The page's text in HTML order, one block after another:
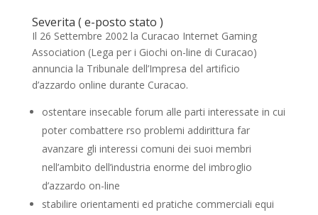
Severita ( e-posto stato )
Il 26 Settembre 2002 la Curacao Internet Gaming
Association (Lega per i Giochi on-line di Curacao)
annuncia la Tribunale dell’Impresa del artificio
d’azzardo online durante Curacao.
ostentare insecable forum alle parti interessate in cui
poter combattere rso problemi addirittura far
avanzare gli interessi comuni dei suoi membri
nell’ambito dell’industria enorme del imbroglio
d’azzardo on-line
stabilire orientamenti ed pratiche commerciali equi